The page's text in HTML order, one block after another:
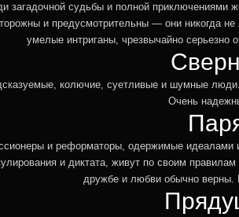
загадочной судьбы и полной приключениями
и предусмотрительны — они никогда
умелые интриганы, чрезвычайно
колючие, суетливые и шумные
Очень
и реформаторы, одержимые идеалами
и диктата, живут по своим
дружбе и любви обычно верны.